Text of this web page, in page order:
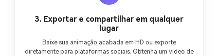
3. Exportar e compartilhar em qualquer
lugar
Baixe sua animação acabada em HD ou exporte
diretamente para plataformas sociais. Obtenha um vídeo de